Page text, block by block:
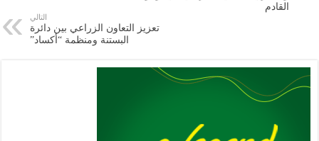
n
p
القادم
التالي
تعزيز التعاون الزراعي بين دائرة
البستنة ومنظمة “أكساد”